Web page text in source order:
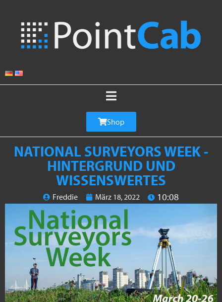
Shop
NATIONAL SURVEYORS WEEK -
HINTERGRUND UND
WISSENSWERTES
Freddie März 18, 2022 10:08